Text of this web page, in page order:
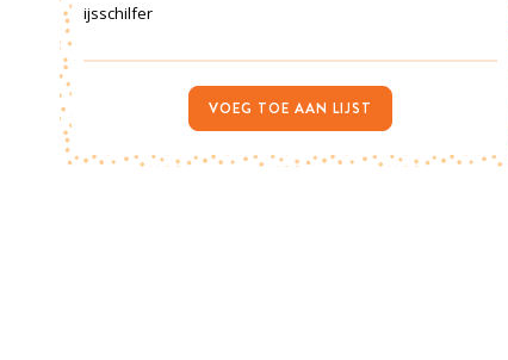
ijsschilfer
VOEG TOE AAN LIJST